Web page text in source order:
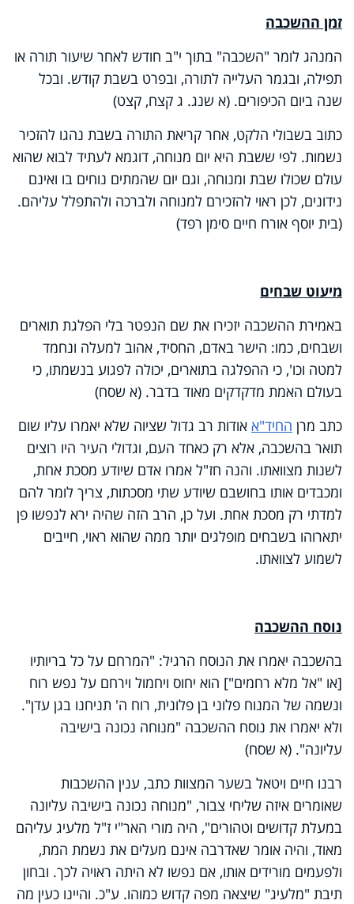
זמן ההשכבה
המנהג לומר "השכבה" בתוך י"ב חודש לאחר שיעור תורה או
תפילה, ובגמר העלייה לתורה, ובפרט בשבת קודש. ובכל
שנה ביום הכיפורים. (א שנג. ג קצח, קצט)
כתוב בשבולי הלקט, אחר קריאת התורה בשבת נהגו להזכיר
נשמות. לפי ששבת היא יום מנוחה, דוגמא לעתיד לבוא שהוא
עולם שכולו שבת ומנוחה, וגם יום שהמתים נוחים בו ואינם
נידונים, לכן ראוי להזכירם למנוחה ולברכה ולהתפלל עליהם.
(בית יוסף אורח חיים סימן רפד)
מיעוט שבחים
באמירת ההשכבה יזכירו את שם הנפטר בלי הפלגת תוארים
ושבחים, כמו: הישר באדם, החסיד, אהוב למעלה ונחמד
למטה וכו', כי ההפלגה בתוארים, יכולה לפגוע בנשמתו, כי
בעולם האמת מדקדקים מאוד בדבר. (א שסח)
כתב מרן החיד"א אודות רב גדול שציוה שלא יאמרו עליו שום
תואר בהשכבה, אלא רק כאחד העם, וגדולי העיר היו רוצים
לשנות מצוואתו. והנה חז"ל אמרו אדם שיודע מסכת אחת,
ומכבדים אותו בחושבם שיודע שתי מסכתות, צריך לומר להם
למדתי רק מסכת אחת. ועל כן, הרב הזה שהיה ירא לנפשו פן
יתארוהו בשבחים מופלגים יותר ממה שהוא ראוי, חייבים
לשמוע לצוואתו.
נוסח ההשכבה
בהשכבה יאמרו את הנוסח הרגיל: "המרחם על כל בריותיו
[או "אל מלא רחמים"] הוא יחוס ויחמול וירחם על נפש רוח
ונשמה של המנוח פלוני בן פלונית, רוח ה' תניחנו בגן עדן".
ולא יאמרו את נוסח ההשכבה "מנוחה נכונה בישיבה
עליונה". (א שסח)
רבנו חיים ויטאל בשער המצוות כתב, ענין ההשכבות
שאומרים איזה שליחי צבור, "מנוחה נכונה בישיבה עליונה
במעלת קדושים וטהורים", היה מורי האר"י ז"ל מלעיג עליהם
מאוד, והיה אומר שאדרבה אינם מעלים את נשמת המת,
ולפעמים מורידים אותו, אם נפשו לא היתה ראויה לכך. ובחון
תיבת "מלעיג" שיצאה מפה קדוש כמוהו. ע"כ. והיינו כעין מה